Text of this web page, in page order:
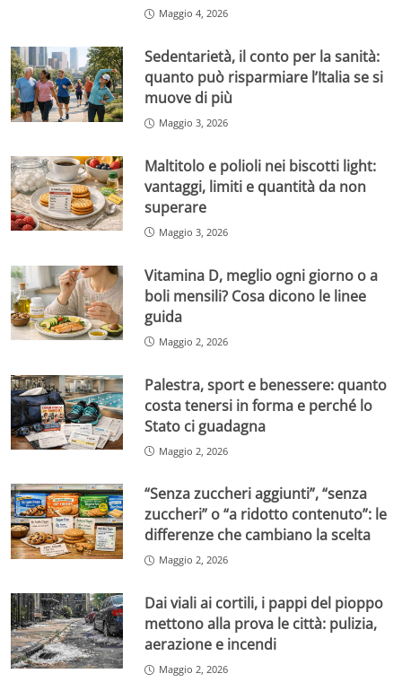
Maggio 4, 2026
Sedentarietà, il conto per la sanità:
quanto può risparmiare l’Italia se si
muove di più
Maggio 3, 2026
Maltitolo e polioli nei biscotti light:
vantaggi, limiti e quantità da non
superare
Maggio 3, 2026
Vitamina D, meglio ogni giorno o a
boli mensili? Cosa dicono le linee
guida
Maggio 2, 2026
Palestra, sport e benessere: quanto
costa tenersi in forma e perché lo
Stato ci guadagna
Maggio 2, 2026
“Senza zuccheri aggiunti”, “senza
zuccheri” o “a ridotto contenuto”: le
differenze che cambiano la scelta
Maggio 2, 2026
Dai viali ai cortili, i pappi del pioppo
mettono alla prova le città: pulizia,
aerazione e incendi
Maggio 2, 2026